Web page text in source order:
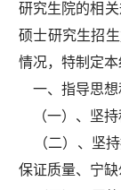
研究生院的相
硕士研究生招
情况，特制定本
一、指导思想
（一）、坚持
（二）、坚持
保证质量、宁缺